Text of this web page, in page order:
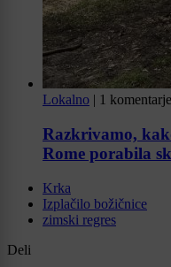
Lokalno | 1
Razkrivamo,
Rome porabila
Krka
Izplačilo božičnice
zimski regres
Deli